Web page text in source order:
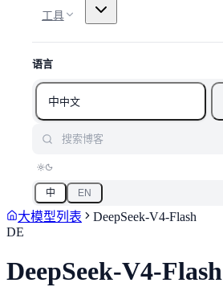
工具
语言
中中文
中 EN
大模型列表
DeepSeek-V4-Flash
DE
DeepSeek-V4-Flash